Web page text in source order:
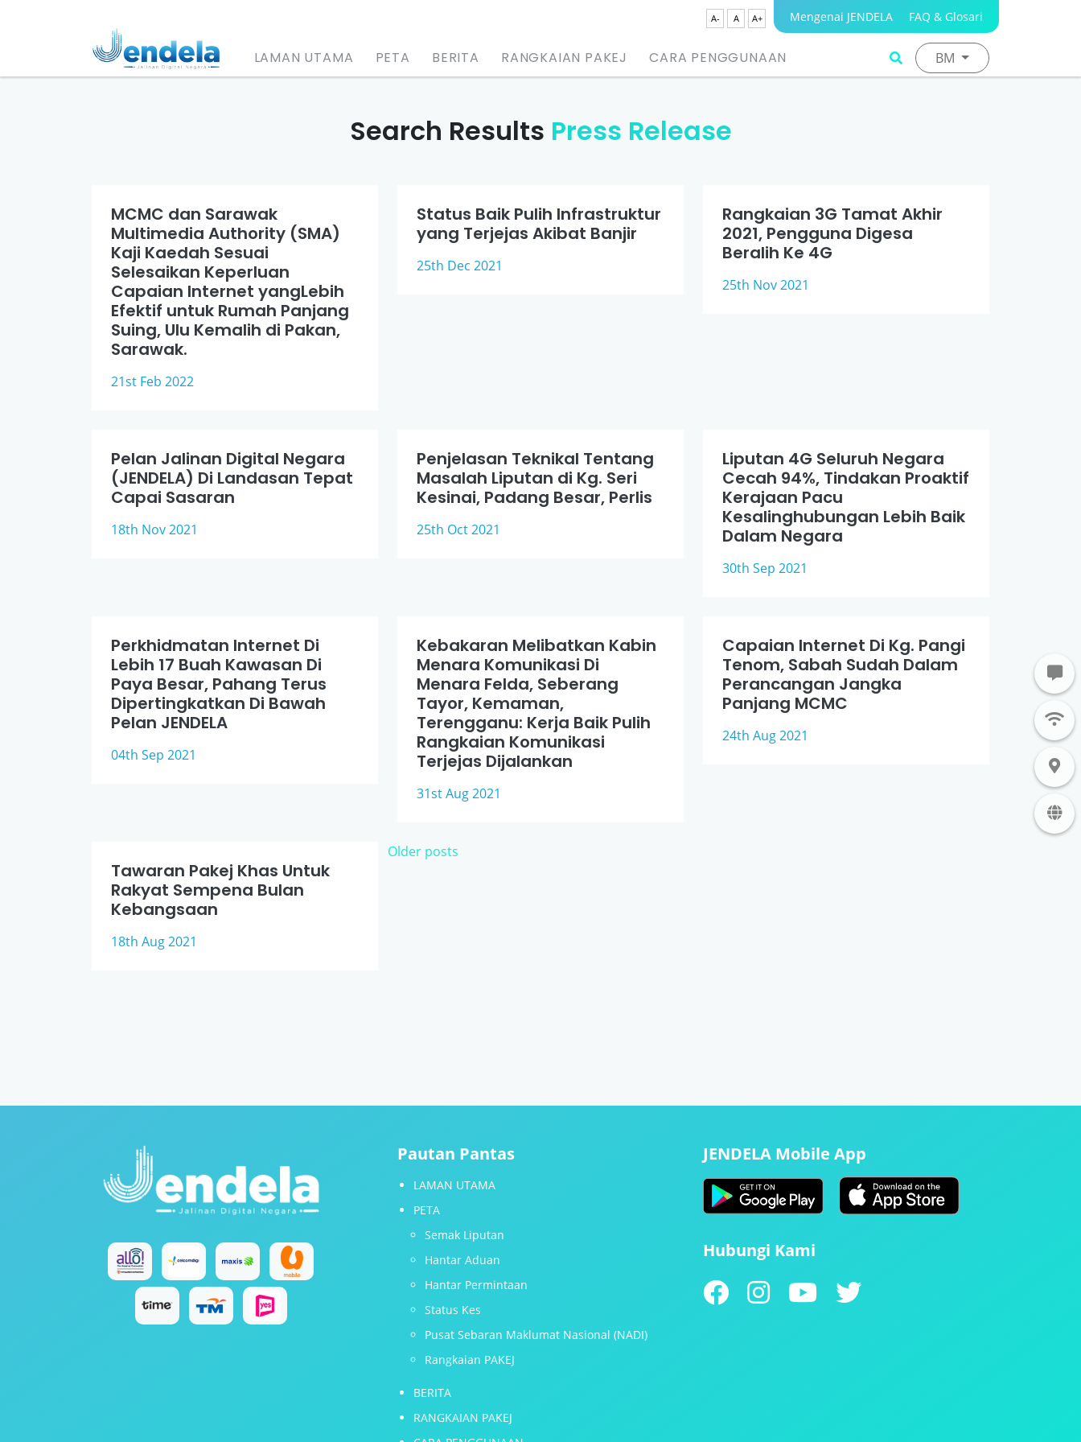
A- A A+ Mengenai JENDELA FAQ & Glosari
LAMAN UTAMA PETA BERITA RANGKAIAN PAKEJ CARA PENGGUNAAN BM
Search Results Press Release
MCMC dan Sarawak
Multimedia Authority (SMA)
Kaji Kaedah Sesuai
Selesaikan Keperluan
Capaian Internet yangLebih
Efektif untuk Rumah Panjang
Suing, Ulu Kemalih di Pakan,
Sarawak.
21st Feb 2022
Status Baik Pulih Infrastruktur
yang Terjejas Akibat Banjir
25th Dec 2021
Rangkaian 3G Tamat Akhir
2021, Pengguna Digesa
Beralih Ke 4G
25th Nov 2021
Pelan Jalinan Digital Negara
(JENDELA) Di Landasan Tepat
Capai Sasaran
18th Nov 2021
Penjelasan Teknikal Tentang
Masalah Liputan di Kg. Seri
Kesinai, Padang Besar, Perlis
25th Oct 2021
Liputan 4G Seluruh Negara
Cecah 94%, Tindakan Proaktif
Kerajaan Pacu
Kesalinghubungan Lebih Baik
Dalam Negara
30th Sep 2021
Perkhidmatan Internet Di
Lebih 17 Buah Kawasan Di
Paya Besar, Pahang Terus
Dipertingkatkan Di Bawah
Pelan JENDELA
04th Sep 2021
Kebakaran Melibatkan Kabin
Menara Komunikasi Di
Menara Felda, Seberang
Tayor, Kemaman,
Terengganu: Kerja Baik Pulih
Rangkaian Komunikasi
Terjejas Dijalankan
31st Aug 2021
Capaian Internet Di Kg. Pangi
Tenom, Sabah Sudah Dalam
Perancangan Jangka
Panjang MCMC
24th Aug 2021
Tawaran Pakej Khas Untuk
Rakyat Sempena Bulan
Kebangsaan
18th Aug 2021
Posts
Older posts
Pautan Pantas
LAMAN UTAMA
PETA
Semak Liputan
Hantar Aduan
Hantar Permintaan
Status Kes
Pusat Sebaran Maklumat Nasional (NADI)
Rangkaian PAKEJ
BERITA
RANGKAIAN PAKEJ
JENDELA Mobile App
Hubungi Kami